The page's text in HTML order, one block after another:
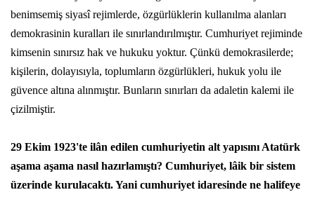
benimsemiş siyasî rejimlerde, özgürlüklerin kullanılma alanları
demokrasinin kuralları ile sınırlandırılmıştır. Cumhuriyet rejiminde
kimsenin sınırsız hak ve hukuku yoktur. Çünkü demokrasilerde;
kişilerin, dolayısıyla, toplumların özgürlükleri, hukuk yolu ile
güvence altına alınmıştır. Bunların sınırları da adaletin kalemi ile
çizilmiştir.
29 Ekim 1923'te ilân edilen cumhuriyetin alt yapısını Atatürk
aşama aşama nasıl hazırlamıştı? Cumhuriyet, lâik bir sistem
üzerinde kurulacaktı. Yani cumhuriyet idaresinde ne halifeye